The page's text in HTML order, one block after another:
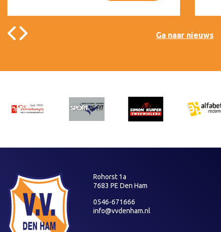
Ga naar nieuws
Rohorst 1a
7683 PE Den Ham
0546-671666
info@vvdenham.nl